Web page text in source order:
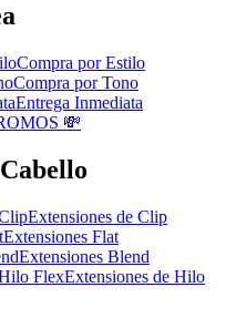
Compra por Estilo
Compra por Tono
Entrega Inmediata
💸
Extensiones de Clip
Extensiones Flat
Extensiones Blend
Extensiones de Hilo